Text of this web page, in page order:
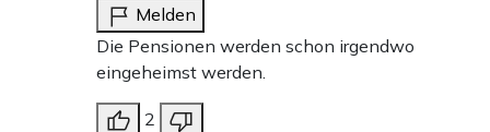
Melden
Die Pensionen werden schon irgendwo
eingeheimst werden.
2